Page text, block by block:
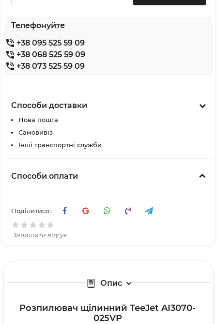
Телефонуйте
+38 095 525 59 09
+38 068 525 59 09
+38 073 525 59 09
Способи доставки
Нова пошта
Самовивіз
Інші транспортні служби
Способи оплати
Поділитися:
Залишити відгук
Опис
Розпилювач щілинний TeeJet AI3070-
025VP